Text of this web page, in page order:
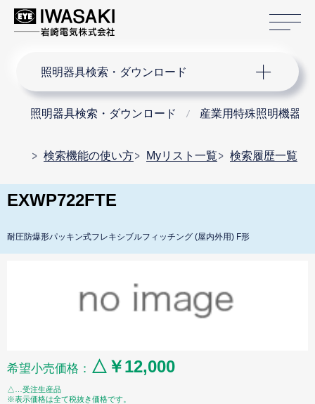
照明器具検索・ダウンロード
照明器具検索・ダウンロード 産業用特殊照明機器
検索機能の使い方 Myリスト一覧 検索履歴一覧
EXWP722FTE
耐圧防爆形パッキン式フレキシブルフィッチング (屋内外用) F形
希望小売価格： △￥12,000
△…受注生産品
※表示価格は全て税抜き価格です。